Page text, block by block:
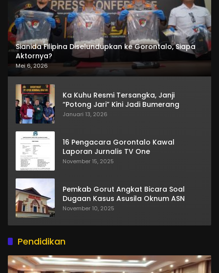
Sianida Filipina Diselundupkan ke Gorontalo, Siapa
Aktornya?
Mei 6, 2026
Ka Kuhu Resmi Tersangka, Janji
“Potong Jari” Kini Jadi Bumerang
Januari 13, 2026
16 Pengacara Gorontalo Kawal
Laporan Jurnalis TV One
November 15, 2025
Pemkab Gorut Angkat Bicara Soal
Dugaan Kasus Asusila Oknum ASN
November 10, 2025
Pendidikan